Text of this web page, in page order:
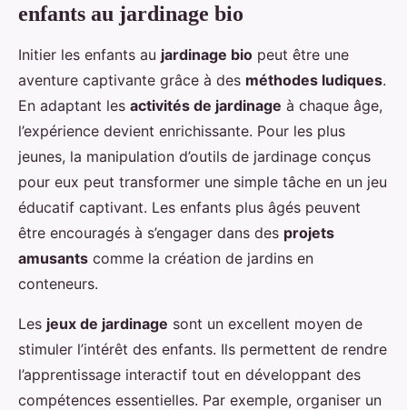
enfants au jardinage bio
Initier les enfants au jardinage bio peut être une
aventure captivante grâce à des méthodes ludiques.
En adaptant les activités de jardinage à chaque âge,
l’expérience devient enrichissante. Pour les plus
jeunes, la manipulation d’outils de jardinage conçus
pour eux peut transformer une simple tâche en un jeu
éducatif captivant. Les enfants plus âgés peuvent
être encouragés à s’engager dans des projets
amusants comme la création de jardins en
conteneurs.
Les jeux de jardinage sont un excellent moyen de
stimuler l’intérêt des enfants. Ils permettent de rendre
l’apprentissage interactif tout en développant des
compétences essentielles. Par exemple, organiser un